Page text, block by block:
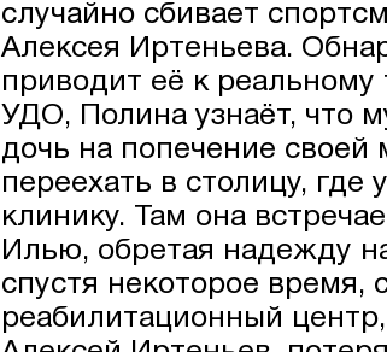
случайно сбивает
Алексея Иртеньева.
приводит её к
УДО, Полина узнаёт, что
дочь на попечение
переехать в столицу, где
клинику. Там она
Илью, обретая надежду
спустя некоторое
реабилитационный